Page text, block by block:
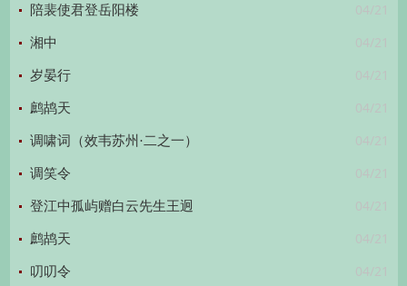
04/21
陪裴使君登岳阳楼
04/21
湘中
04/21
岁晏行
04/21
鹧鸪天
04/21
调啸词（效韦苏州·二之一）
04/21
调笑令
04/21
登江中孤屿赠白云先生王迥
04/21
鹧鸪天
04/21
叨叨令